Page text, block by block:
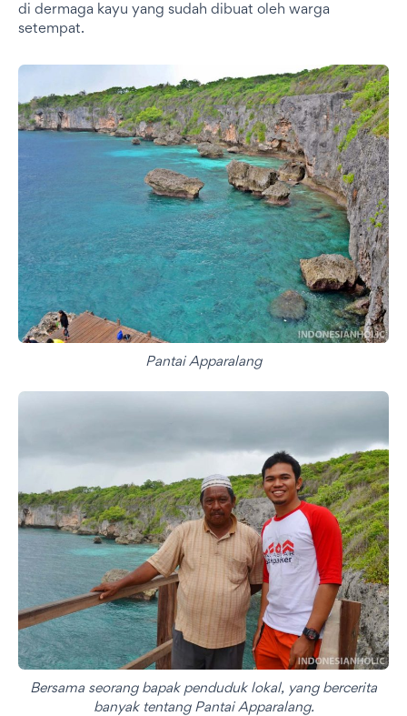
di dermaga kayu yang sudah dibuat oleh warga
setempat.
Pantai Apparalang
Bersama seorang bapak penduduk lokal, yang bercerita
banyak tentang Pantai Apparalang.